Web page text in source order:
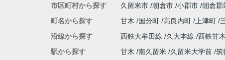
市区町村から探す 久留米市 朝倉市 小郡市 朝倉郡
町名から探す
甘木 国分町 高良内町 上津町
沿線から探す
西鉄大牟田線 久大本線 西鉄甘
駅から探す
甘木 南久留米 久留米大学前 筑